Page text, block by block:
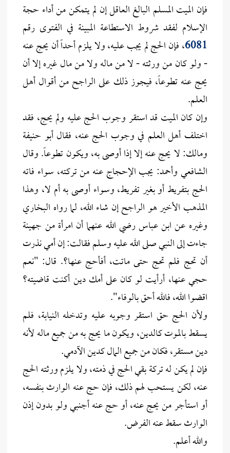
فإن الميت المسلم البالغ العاقل إن لم يتمكن من أداء حجة
الإسلام لفقد شروط الاستطاعة المبينة في الفتوى رقم
6081، فإن الحج لم يجب عليه، ولا يلزم أحداً أن يحج عنه
- ولو كان من ورثته - لا من ماله ولا من مال غيره إلا أن
يحج عنه تطوعاً، فيجوز ذلك على الراجح من أقوال أهل
العلم.
وإن كان الميت قد استقر وجوب الحج عليه ولم يحج، فقد
اختلف أهل العلم في وجوب الحج عنه، فقال أبو حنيفة
ومالك: لا يحج عنه إلا إذا أوصى به، ويكون تطوعاً. وقال
الشافعي وأحمد: يجب الإحجاج عنه من تركته، سواء فاته
الحج بتفريط أو بغير تفريط، وسواء أوصى به أم لا، وهذا
المذهب الأخير هو الراجح إن شاء الله، لما رواه البخاري
وغيره عن ابن عباس رضي الله عنهما أن امرأة من جهينة
جاءت إلى النبي صلى الله عليه وسلم فقالت: إن أمي نذرت
أن تحج فلم تحج حتى ماتت، أفأحج عنها؟. قال: "نعم
حجي عنها، أرأيت لو كان على أمك دين أكنت قاضيته؟
اقضوا الله، فالله أحق بالوفاء".
ولأن الحج حق استقر وجوبه عليه وتدخله النيابة، فلم
يسقط بالموت كالدين، ويكون ما يحج به من جميع ماله لأنه
دين مستقر، فكان من جميع المال كدين الآدمي.
فإن لم يكن له تركة بقي الحج في ذمته، ولا يلزم ورثته الحج
عنه، لكن يستحب لهم ذلك، فإن حج عنه الوارث بنفسه،
أو استأجر من يحج عنه، أو حج عنه أجنبي ولو بدون إذن
الوارث سقط عنه الفرض.
والله أعلم.